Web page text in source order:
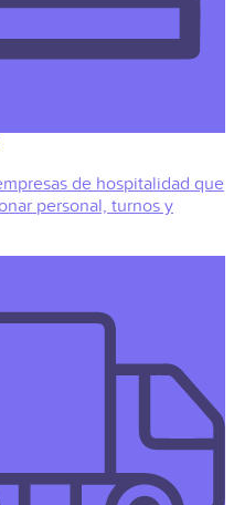
de hospitalidad que
personal, turnos y